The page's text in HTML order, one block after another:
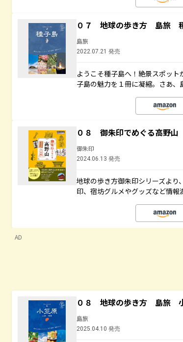
０７ 地球の歩き方 島旅
島旅
2022.07.21 発売
ようこそ種子島へ！絶景スポッ
子島の魅力を１冊に凝縮。さあ、
０８ 御朱印でめぐる高野
御朱印
2024.06.13 発売
地球の歩き方御朱印シリーズよ
印、宿坊グルメやグッズなど情報
AD
０８ 地球の歩き方 島旅
島旅
2025.04.10 発売